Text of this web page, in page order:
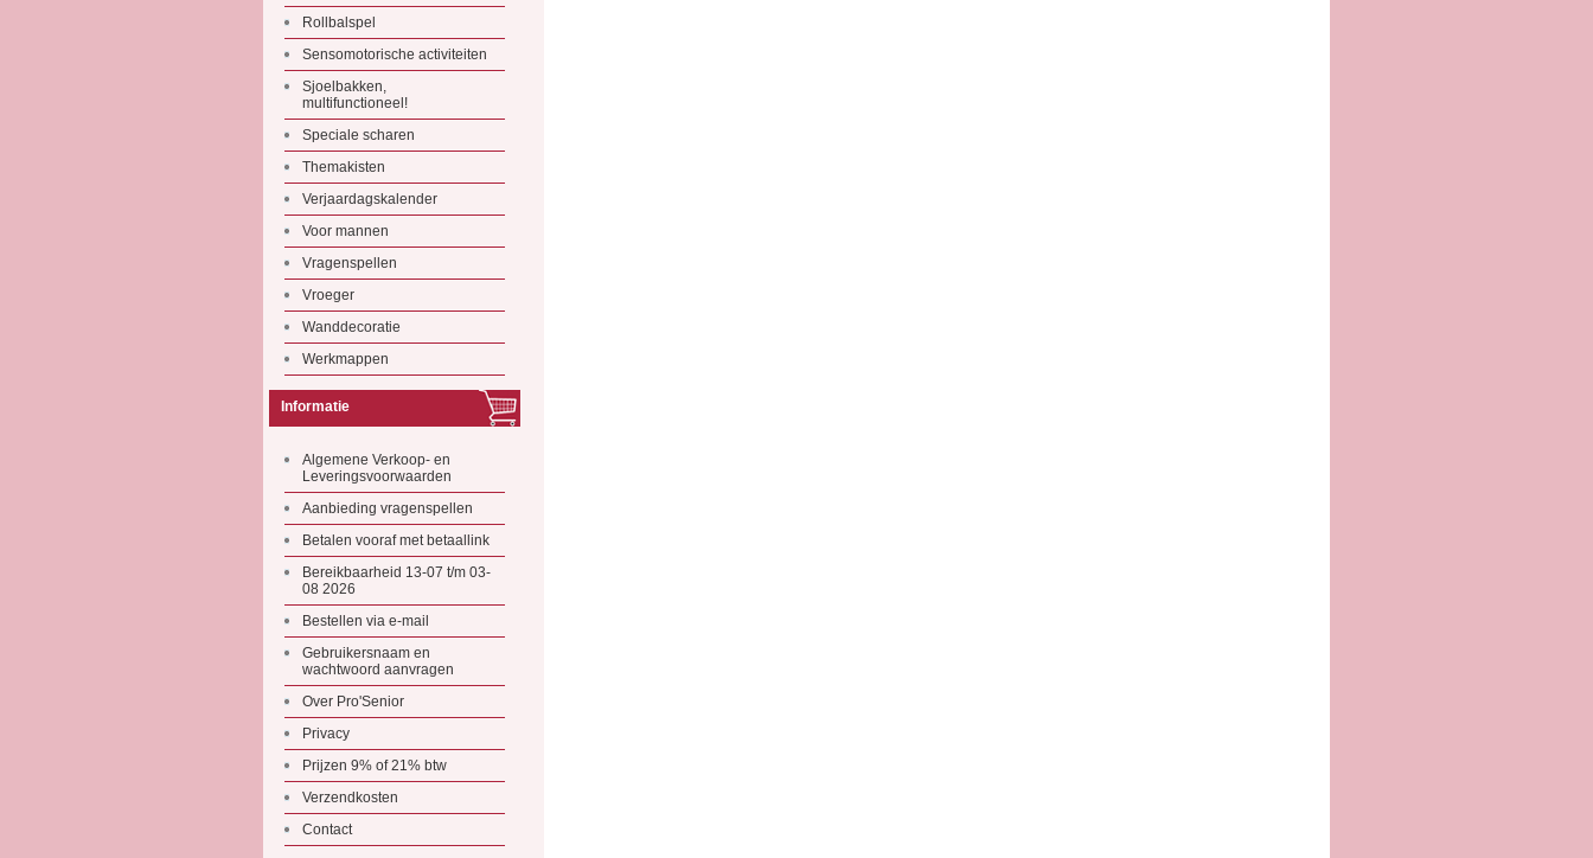
Rollbalspel
Sensomotorische activiteiten
Sjoelbakken,
multifunctioneel!
Speciale scharen
Themakisten
Verjaardagskalender
Voor mannen
Vragenspellen
Vroeger
Wanddecoratie
Werkmappen
Informatie
Algemene Verkoop- en
Leveringsvoorwaarden
Aanbieding vragenspellen
Betalen vooraf met betaallink
Bereikbaarheid 13-07 t/m 03-
08 2026
Bestellen via e-mail
Gebruikersnaam en
wachtwoord aanvragen
Over Pro'Senior
Privacy
Prijzen 9% of 21% btw
Verzendkosten
Contact